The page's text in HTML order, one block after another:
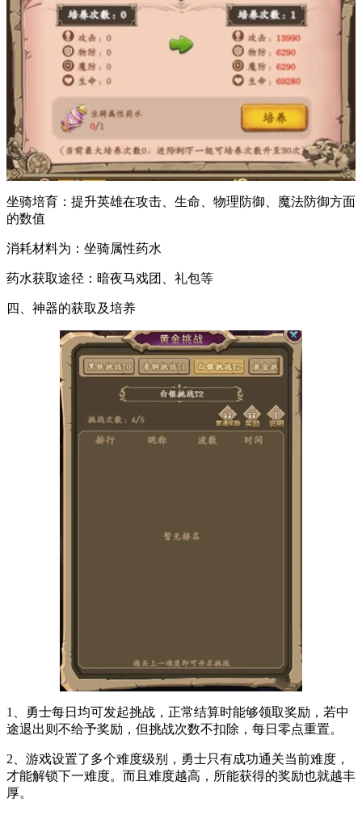
坐骑培育：提升英雄在攻击、生命、物理防御、魔法防御方面
的数值
消耗材料为：坐骑属性药水
药水获取途径：暗夜马戏团、礼包等
四、神器的获取及培养
1、勇士每日均可发起挑战，正常结算时能够领取奖励，若中
途退出则不给予奖励，但挑战次数不扣除，每日零点重置。
2、游戏设置了多个难度级别，勇士只有成功通关当前难度，
才能解锁下一难度。而且难度越高，所能获得的奖励也就越丰
厚。